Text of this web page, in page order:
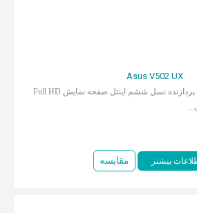
Asus V502 UX
اولترا بوکی برای کار و بازی پردازنده نسل ششم اینتل صفحه نمایش Full HD
بیشتر مقایسه